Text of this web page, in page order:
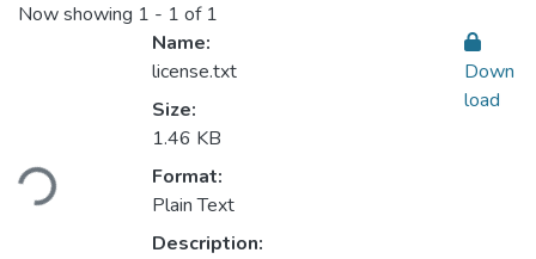
Now showing 1 - 1 of 1
Loading...
Name:
license.txt
Size:
1.46 KB
Format:
Plain Text
Description:
Down
load